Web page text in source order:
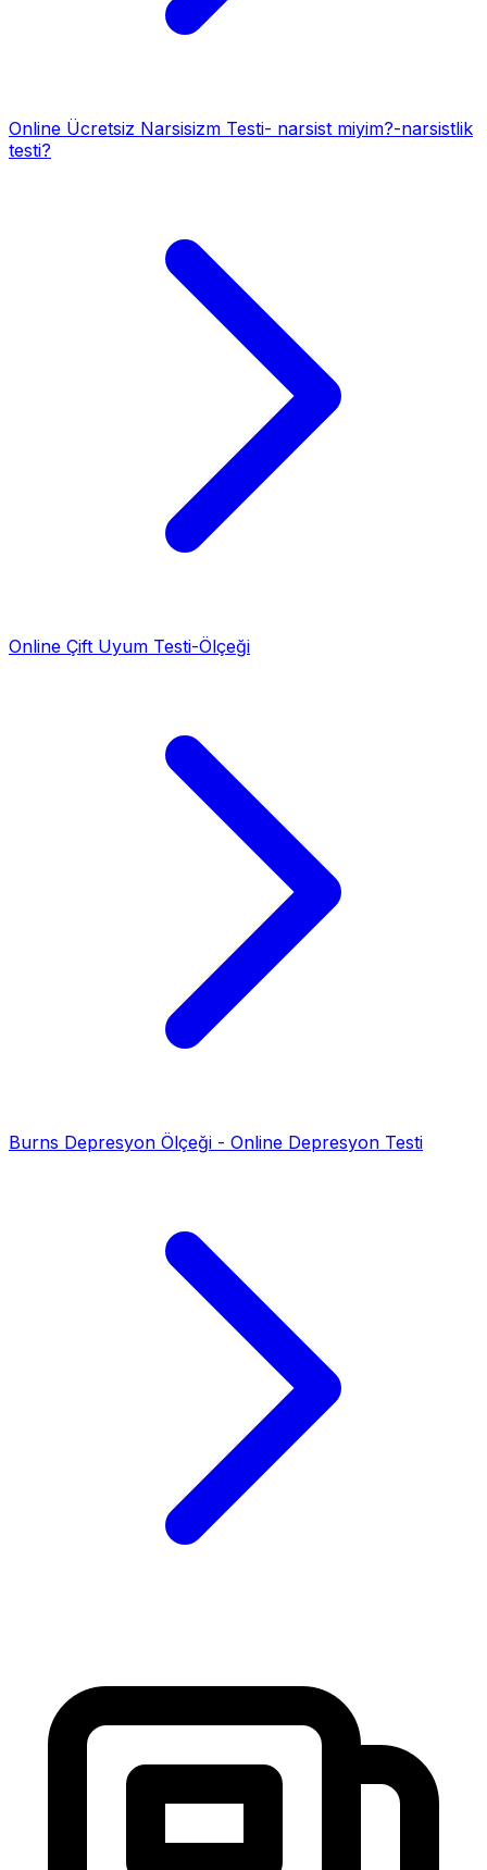
Online Ücretsiz Narsisizm Testi- narsist miyim?-narsistlik
testi?
Online Çift Uyum Testi-Ölçeği
Burns Depresyon Ölçeği - Online Depresyon Testi